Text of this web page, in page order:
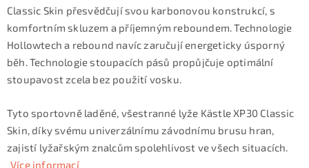
Classic Skin přesvědčují svou karbonovou konstrukcí, s
komfortním skluzem a příjemným reboundem. Technologie
Hollowtech a rebound navíc zaručují energeticky úsporný
běh. Technologie stoupacích pásů propůjčuje optimální
stoupavost zcela bez použití vosku.
Tyto sportovně laděné, všestranné lyže Kästle XP30 Classic
Skin, díky svému univerzálnímu závodnímu brusu hran,
zajistí lyžařským znalcům spolehlivost ve všech situacích.
Více informací